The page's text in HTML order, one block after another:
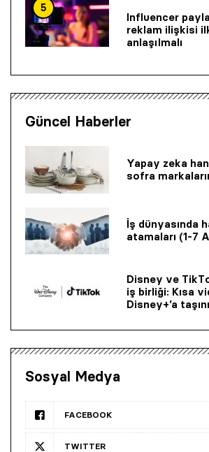
5
Influencer
reklam ilişkisi
anlaşılmalı
Güncel Haberler
Yapay zeka
sofra
İş dünyasında
atamaları (1-7
Disney ve
iş birliği: Kısa
Disney+’a
Sosyal Medya
FACEBOOK
TWITTER